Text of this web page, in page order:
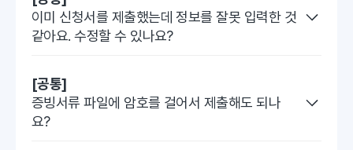
이미 신청서를 제출했는데 정보를 잘못 입력한 것
같아요. 수정할 수 있나요?
[공통]
증빙서류 파일에 암호를 걸어서 제출해도 되나
요?